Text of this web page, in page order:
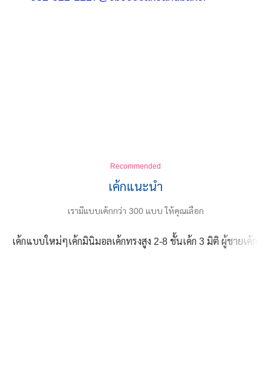
Recommended
เค้กแนะนำ
เรามีแบบเค้กกว่า 300 แบบ ให้คุณเลือก
เค้กแบบใหม่ๆเค้กมินิมอลเค้กทรงสูง 2-8 ชั้นเค้ก 3 มิติ ผู้ชายเค้ก 3